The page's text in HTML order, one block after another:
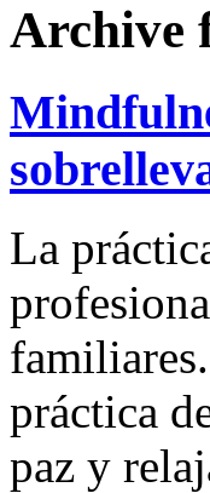
Archive
La
práctica
paz y